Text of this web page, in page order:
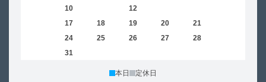
10 12
17 18 19 20 21
24 25 26 27 28
31
本日 定休日